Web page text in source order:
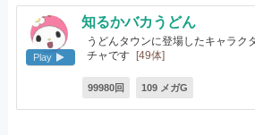
Play
知るかバカうどん
うどんタウンに登場したキャラク
チャです
[49体]
99980回 109 メガG